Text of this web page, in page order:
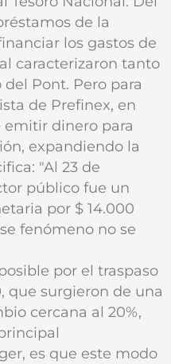
de la
los gastos de
caracterizaron tanto
Pont. Pero para
de Prefinex, en
emitir dinero para
expandiendo la
"Al 23 de
público fue un
por $ 14.000
fenómeno no se
por el traspaso
que surgieron de una
cercana al 20%,
es que este modo